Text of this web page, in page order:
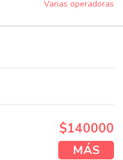
Varias operadoras
$140000
MÁS